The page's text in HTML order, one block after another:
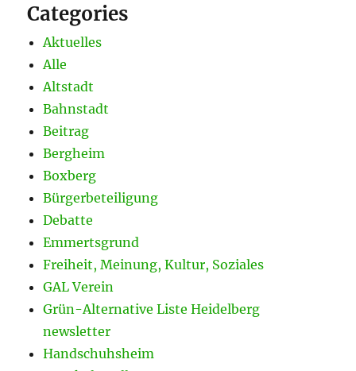
Categories
Aktuelles
Alle
Altstadt
Bahnstadt
Beitrag
Bergheim
Boxberg
Bürgerbeteiligung
Debatte
Emmertsgrund
Freiheit, Meinung, Kultur, Soziales
GAL Verein
Grün-Alternative Liste Heidelberg
newsletter
Handschuhsheim